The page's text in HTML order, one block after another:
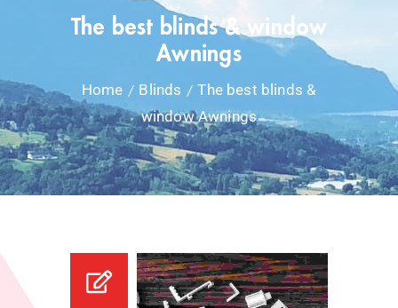
The best blinds & window
Awnings
Home Blinds
The best blinds &
window Awnings